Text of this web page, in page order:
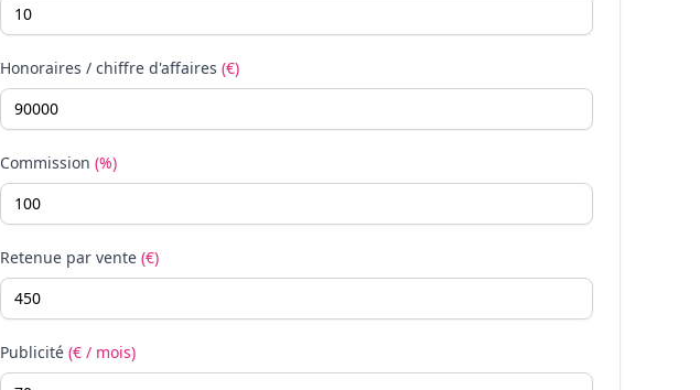
Honoraires / chiffre d'affaires (€)
Commission (%)
Retenue par vente (€)
Publicité (€ / mois)